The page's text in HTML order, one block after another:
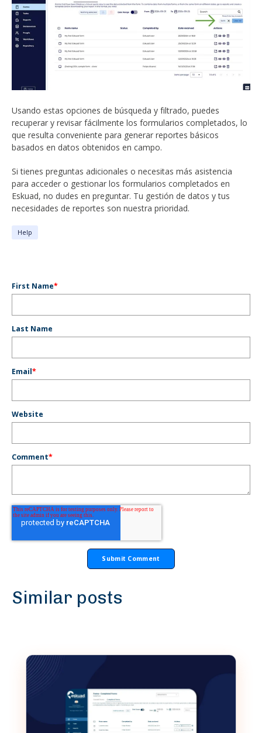
Usando estas opciones de búsqueda y filtrado, puedes
recuperar y revisar fácilmente los formularios completados, lo
que resulta conveniente para generar reportes básicos
basados en datos obtenidos en campo.
Si tienes preguntas adicionales o necesitas más asistencia
para acceder o gestionar los formularios completados en
Eskuad, no dudes en preguntar. Tu gestión de datos y tus
necesidades de reportes son nuestra prioridad.
Help
First Name*
Last Name
Email*
Website
Comment*
Similar posts